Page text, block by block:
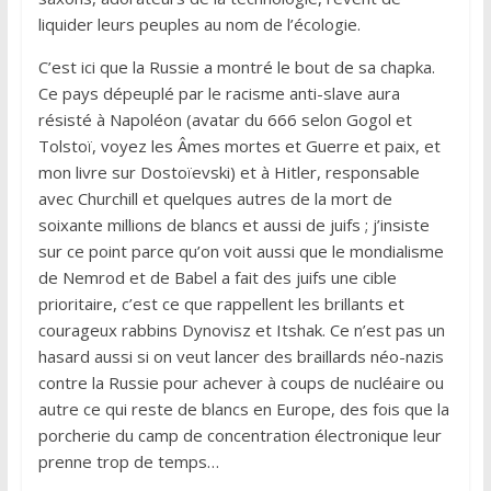
liquider leurs peuples au nom de l’écologie.
C’est ici que la Russie a montré le bout de sa chapka.
Ce pays dépeuplé par le racisme anti-slave aura
résisté à Napoléon (avatar du 666 selon Gogol et
Tolstoï, voyez les Âmes mortes et Guerre et paix, et
mon livre sur Dostoïevski) et à Hitler, responsable
avec Churchill et quelques autres de la mort de
soixante millions de blancs et aussi de juifs ; j’insiste
sur ce point parce qu’on voit aussi que le mondialisme
de Nemrod et de Babel a fait des juifs une cible
prioritaire, c’est ce que rappellent les brillants et
courageux rabbins Dynovisz et Itshak. Ce n’est pas un
hasard aussi si on veut lancer des braillards néo-nazis
contre la Russie pour achever à coups de nucléaire ou
autre ce qui reste de blancs en Europe, des fois que la
porcherie du camp de concentration électronique leur
prenne trop de temps…